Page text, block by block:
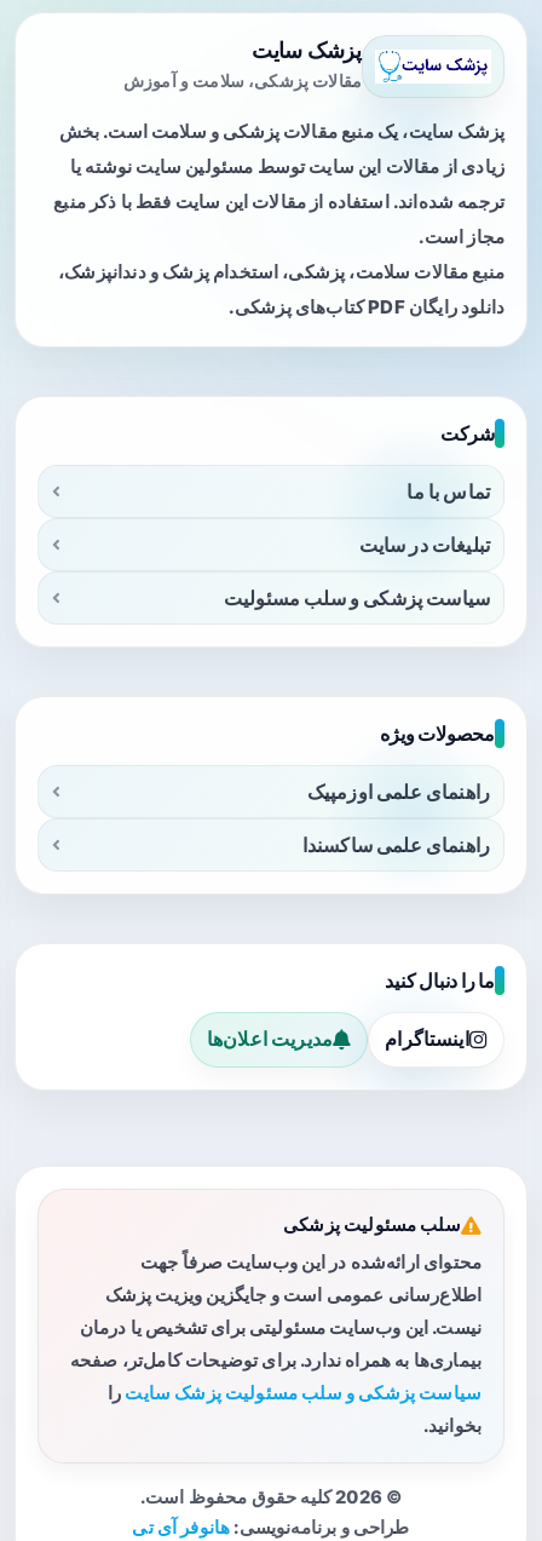
پزشک سایت
مقالات پزشکی، سلامت و آموزش
پزشک سایت، یک منبع مقالات پزشکی و سلامت است. بخش
زیادی از مقالات این سایت توسط مسئولین سایت نوشته یا
ترجمه شده‌اند. استفاده از مقالات این سایت فقط با ذکر منبع
مجاز است.
منبع مقالات سلامت، پزشکی، استخدام پزشک و دندانپزشک،
دانلود رایگان PDF کتاب‌های پزشکی.
شرکت
تماس با ما
تبلیغات در سایت
سیاست پزشکی و سلب مسئولیت
محصولات ویژه
راهنمای علمی اوزمپیک
راهنمای علمی ساکسندا
ما را دنبال کنید
اینستاگرام مدیریت اعلان‌ها
سلب مسئولیت پزشکی
محتوای ارائه‌شده در این وب‌سایت صرفاً جهت
اطلاع‌رسانی عمومی است و جایگزین ویزیت پزشک
نیست. این وب‌سایت مسئولیتی برای تشخیص یا درمان
بیماری‌ها به همراه ندارد. برای توضیحات کامل‌تر، صفحه
سیاست پزشکی و سلب مسئولیت پزشک سایت را
بخوانید.
© 2026 کلیه حقوق محفوظ است.
طراحی و برنامه‌نویسی: هانوفر آی تی